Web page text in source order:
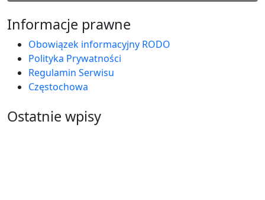
Informacje prawne
Obowiązek informacyjny RODO
Polityka Prywatności
Regulamin Serwisu
Częstochowa
Ostatnie wpisy